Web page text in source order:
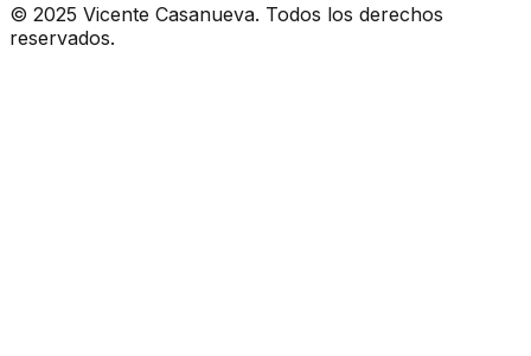
© 2025 Vicente Casanueva. Todos los derechos
reservados.